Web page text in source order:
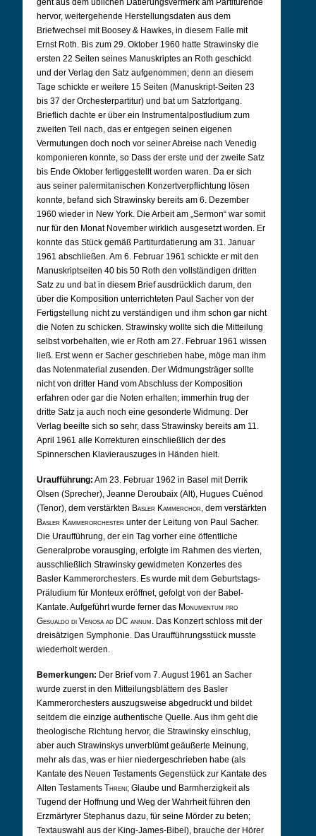
geht aus dem üblichen Datierungsvermerk am Partiturende
hervor, weitergehende Herstellungsdaten aus dem
Briefwechsel mit Boosey & Hawkes, in diesem Falle mit
Ernst Roth. Bis zum 29. Oktober 1960 hatte Strawinsky die
ersten 22 Seiten seines Manuskriptes an Roth geschickt
und der Verlag den Satz aufgenommen; denn an diesem
Tage schickte er weitere 15 Seiten (Manuskript-Seiten 23
bis 37 der Orchesterpartitur) und bat um Satzfortgang.
Brieflich dachte er über ein Instrumentalpostludium zum
zweiten Teil nach, das er entgegen seinen eigenen
Vermutungen doch noch vor seiner Abreise nach Venedig
komponieren konnte, so Dass der erste und der zweite Satz
bis Ende Oktober fertiggestellt worden waren. Da er sich
aus seiner palermitanischen Konzertverpflichtung lösen
konnte, befand sich Strawinsky bereits am 6. Dezember
1960 wieder in New York. Die Arbeit am „Sermon“ war somit
nur für den Monat November wirklich ausgesetzt worden. Er
konnte das Stück gemäß Partiturdatierung am 31. Januar
1961 abschließen. Am 6. Februar 1961 schickte er mit den
Manuskriptseiten 40 bis 50 Roth den vollständigen dritten
Satz zu und bat in diesem Brief ausdrücklich darum, den
über die Komposition unterrichteten Paul Sacher von der
Fertigstellung nicht zu verständigen und ihm schon gar nicht
die Noten zu schicken. Strawinsky wollte sich die Mitteilung
selbst vorbehalten, wie er Roth am 27. Februar 1961 wissen
ließ. Erst wenn er Sacher geschrieben habe, möge man ihm
das Notenmaterial zusenden. Der Widmungsträger sollte
nicht von dritter Hand vom Abschluss der Komposition
erfahren oder gar die Noten erhalten; immerhin trug der
dritte Satz ja auch noch eine gesonderte Widmung. Der
Verlag beeilte sich so sehr, dass Strawinsky bereits am 11.
April 1961 alle Korrekturen einschließlich der des
Spinnerschen Klavierauszuges in Händen hielt.
Uraufführung: Am 23. Februar 1962 in Basel mit Derrik
Olsen (Sprecher), Jeanne Deroubaix (Alt), Hugues Cuénod
(Tenor), dem verstärkten Basler Kammerchor, dem verstärkten
Basler Kammerorchester unter der Leitung von Paul Sacher.
Die Uraufführung, der ein Tag vorher eine öffentliche
Generalprobe vorausging, erfolgte im Rahmen des vierten,
ausschließlich Strawinsky gewidmeten Konzertes des
Basler Kammerorchesters. Es wurde mit dem Geburtstags-
Präludium für Monteux eröffnet, gefolgt von der Babel-
Kantate. Aufgeführt wurde ferner das Monumentum pro
Gesualdo di Venosa ad DC annum. Das Konzert schloss mit der
dreisätzigen Symphonie. Das Uraufführungsstück musste
wiederholt werden.
Bemerkungen: Der Brief vom 7. August 1961 an Sacher
wurde zuerst in den Mitteilungsblättern des Basler
Kammerorchesters auszugsweise abgedruckt und bildet
seitdem die einzige authentische Quelle. Aus ihm geht die
theologische Richtung hervor, die Strawinsky einschlug,
aber auch Strawinskys unverblümt geäußerte Meinung,
mehr als das, was er hier niedergeschrieben habe (als
Kantate des Neuen Testaments Gegenstück zur Kantate des
Alten Testaments Threni; Glaube und Barmherzigkeit als
Tugend der Hoffnung und Weg der Wahrheit führen den
Erzmärtyrer Stephanus dazu, für seine Mörder zu beten;
Textauswahl aus der King-James-Bibel), brauche der Hörer